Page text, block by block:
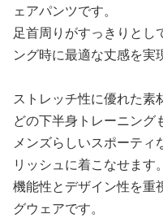
ェアパンツです。
足首周りがすっきりとし
ング時に最適な丈感を実
ストレッチ性に優れた素
どの下半身トレーニング
メンズらしいスポーティ
リッシュに着こなせます。
機能性とデザイン性を重
グウェアです。